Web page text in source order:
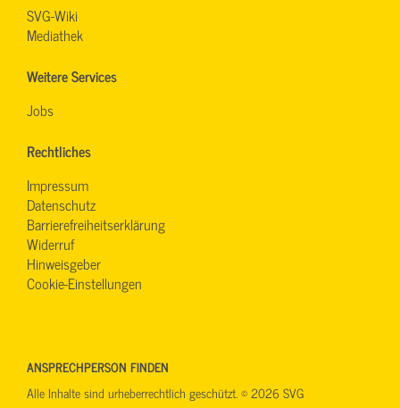
SVG-Wiki
Mediathek
Weitere Services
Jobs
Rechtliches
Impressum
Datenschutz
Barrierefreiheitserklärung
Widerruf
Hinweisgeber
Cookie-Einstellungen
ANSPRECHPERSON FINDEN
Alle Inhalte sind urheberrechtlich geschützt. © 2026 SVG